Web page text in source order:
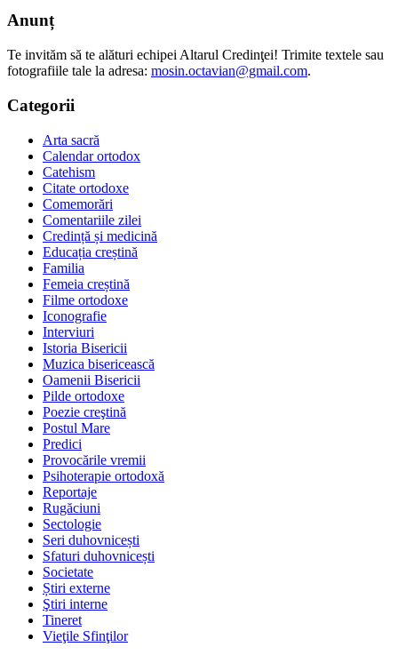
Anunț
Te invităm să te alături echipei Altarul Credinţei! Trimite textele sau
fotografiile tale la adresa: mosin.octavian@gmail.com.
Categorii
Arta sacră
Calendar ortodox
Catehism
Citate ortodoxe
Comemorări
Comentariile zilei
Credință și medicină
Educația creștină
Familia
Femeia creștină
Filme ortodoxe
Iconografie
Interviuri
Istoria Bisericii
Muzica bisericească
Oamenii Bisericii
Pilde ortodoxe
Poezie creştină
Postul Mare
Predici
Provocările vremii
Psihoterapie ortodoxă
Reportaje
Rugăciuni
Sectologie
Seri duhovnicești
Sfaturi duhovnicești
Societate
Știri externe
Ştiri interne
Tineret
Vieţile Sfinţilor